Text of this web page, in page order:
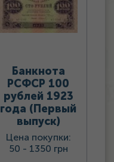
Банкнота
РСФСР 100
рублей 1923
года (Первый
выпуск)
Цена покупки:
50 - 1350 грн